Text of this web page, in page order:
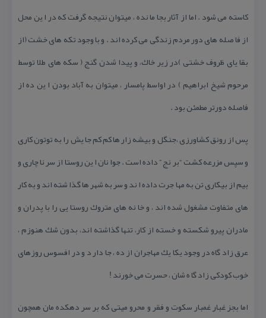
كاسته می شود . اما از آثار بجا ما نده ، میتوان نتیجه گرفت كه در ا ین محل
از فا صله های دور مردم زندگی می كرده اند . و با وجود تكه های خشت (از
بقا یای ظروف خشتی )در زیر خاك، و پیدا شدن گنج ( سكه های طلا توسط
مرحوم شیخ ابراهیم ) در اواسط پامسار ، میتوان به آباد بودن ا ین ده از
فاصله دورتر مطمئن بود .
پس از رونق كشاورزی ،جنگل و بیشه زار ها كم كم جا یش را به توتون كاری
و سپس مزرعه كشت “بر نج ” داده است . جوا نان ا ین روستا از سر نا چاری و
بیم از بیكاری تن به مها جرت داده ا ند و سر به شهر ها گذا شته اند و به كار
های متفاوت مشغول شده اند ، و خا نه های متروك روستا یی را با پدران و
مادران پیرو شكسته و خسته از كار، تنها گذاشته اند، بدون شك هنوزم ،
عرق زاد گاه در وجود یكا یك مهاجران از ده ، جا دار د و در افسوس روزهای
خوب كودكی زاد گا ه شان ، حسرت می خورند !
اما بجز غبار غمبار سكوت و فقر و محرو میتی كه بر سر دهكده مان همچون